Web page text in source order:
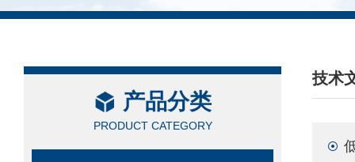
产品分类
PRODUCT CATEGORY
技术
/